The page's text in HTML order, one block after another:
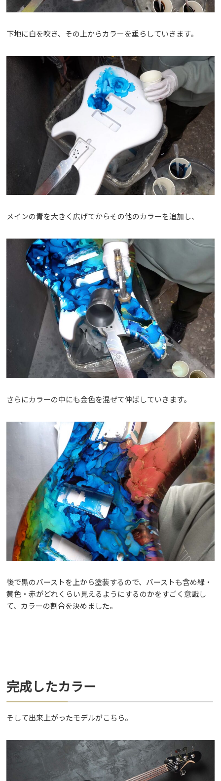
下地に白を吹き、その上からカラーを垂らしていきます。
メインの青を大きく広げてからその他のカラーを追加し、
さらにカラーの中にも金色を混ぜて伸ばしていきます。
後で黒のバーストを上から塗装するので、バーストも含め緑・
黄色・赤がどれくらい見えるようにするのかをすごく意識し
て、カラーの割合を決めました。
完成したカラー
そして出来上がったモデルがこちら。